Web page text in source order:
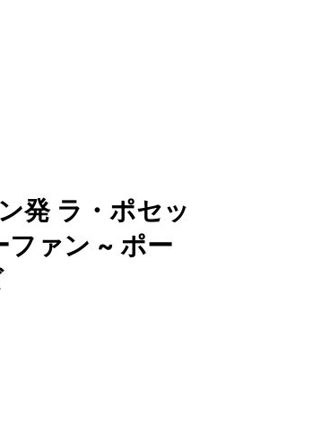
発 ラ・ポセッ
ファン ~ ポー